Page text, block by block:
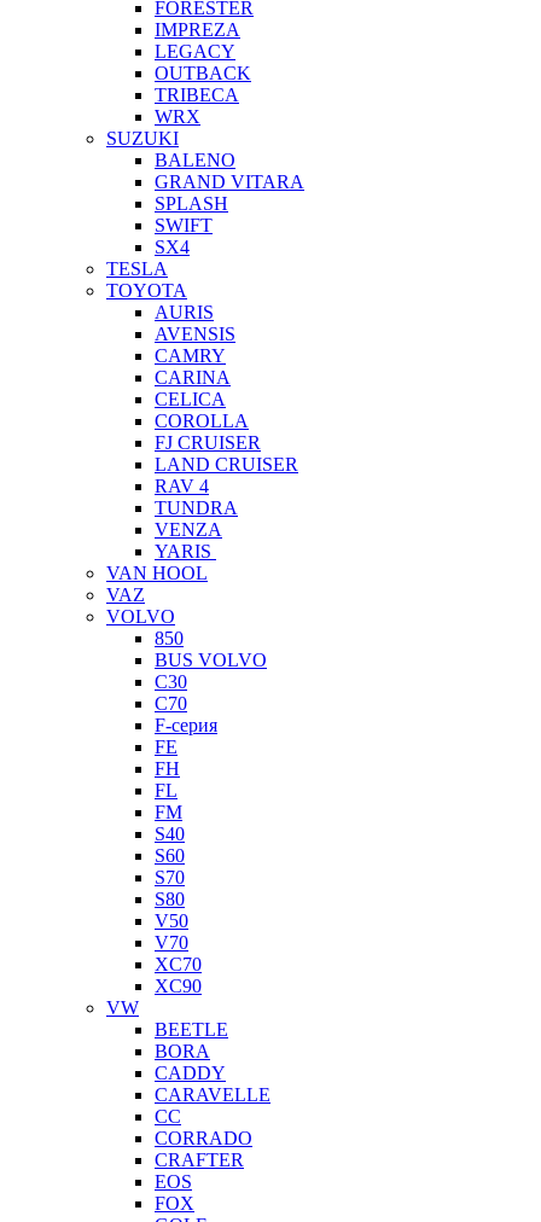
FORESTER
IMPREZA
LEGACY
OUTBACK
TRIBECA
WRX
SUZUKI
BALENO
GRAND VITARA
SPLASH
SWIFT
SX4
TESLA
TOYOTA
AURIS
AVENSIS
CAMRY
CARINA
CELICA
COROLLA
FJ CRUISER
LAND CRUISER
RAV 4
TUNDRA
VENZA
YARIS
VAN HOOL
VAZ
VOLVO
850
BUS VOLVO
C30
C70
F-серия
FE
FH
FL
FM
S40
S60
S70
S80
V50
V70
XC70
XC90
VW
BEETLE
BORA
CADDY
CARAVELLE
CC
CORRADO
CRAFTER
EOS
FOX